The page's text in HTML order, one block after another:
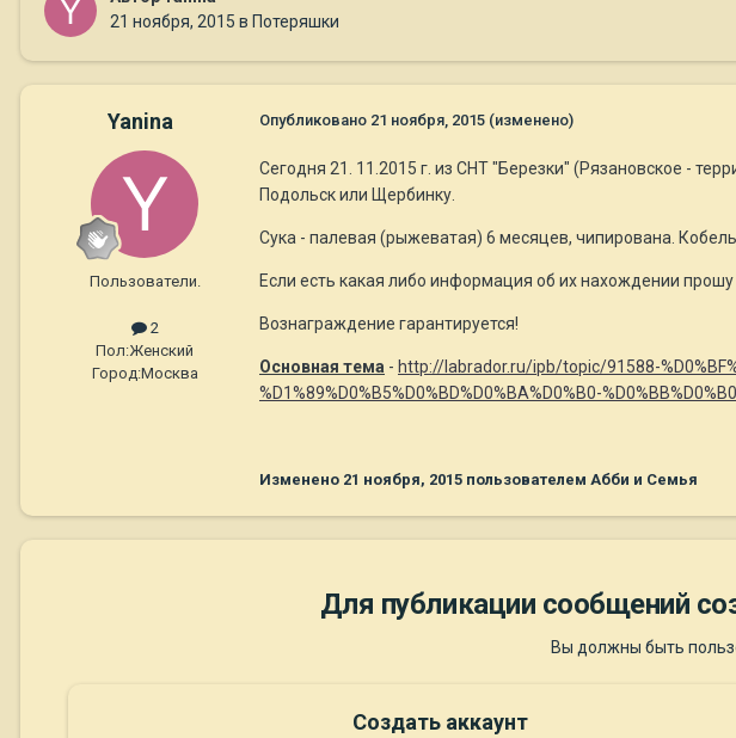
21 ноября, 2015 в Потеряшки
Yanina
Пользователи.
2
Пол:Женский
Город:Москва
Опубликовано 21 ноября, 2015 (изменено)
Сегодня 21. 11.2015 г. из СНТ "Березки" (Рязановское -
Подольск или Щербинку.
Сука - палевая (рыжеватая) 6 месяцев, чипирована.
Если есть какая либо информация об их нахождении
Вознаграждение гарантируется!
Основная тема - http://labrador.ru/ipb/topic/91588-
%D1%89%D0%B5%D0%BD%D0%BA%D0%B0-
Изменено 21 ноября, 2015 пользователем Абби и Семья
Для публикации сообщений
Вы должны быть
Создать аккаунт